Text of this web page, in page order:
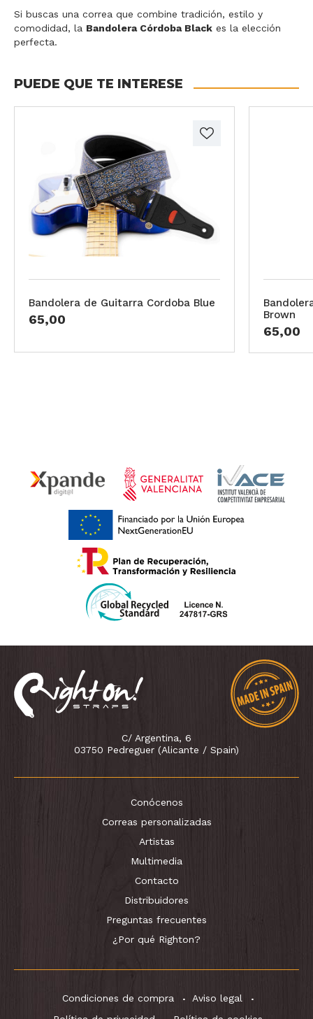
Si buscas una correa que combine tradición, estilo y
comodidad, la Bandolera Córdoba Black es la elección
perfecta.
PUEDE QUE TE INTERESE
Bandolera de Guitarra Cordoba Blue
65,00
Brown
65,00
C/ Argentina, 6
03750 Pedreguer (Alicante / Spain)
Conócenos
Correas personalizadas
Artistas
Multimedia
Contacto
Distribuidores
Preguntas frecuentes
¿Por qué Righton?
Condiciones de compra
Aviso legal